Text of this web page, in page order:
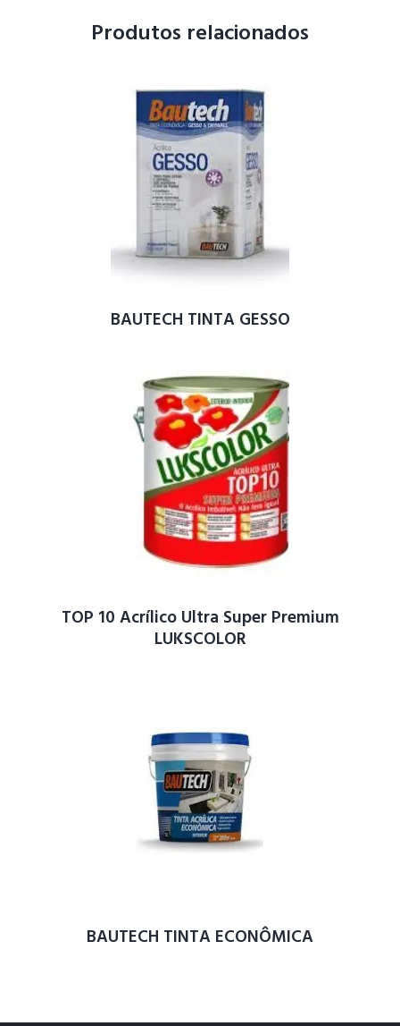
Produtos relacionados
BAUTECH TINTA GESSO
TOP 10 Acrílico Ultra Super Premium
LUKSCOLOR
BAUTECH TINTA ECONÔMICA